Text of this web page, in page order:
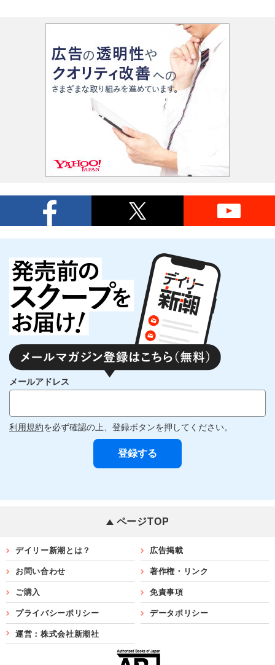
メールアドレス
利用規約を必ず確認の上、登録ボタンを押してください。
ページTOP
デイリー新潮とは？ 広告掲載
お問い合わせ 著作権・リンク
ご購入 免責事項
プライバシーポリシー データポリシー
運営：株式会社新潮社